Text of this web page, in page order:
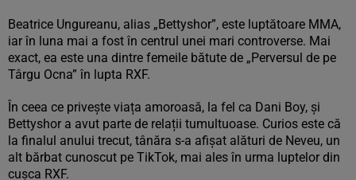
Beatrice Ungureanu, alias „Bettyshor”, este luptătoare MMA,
iar în luna mai a fost în centrul unei mari controverse. Mai
exact, ea este una dintre femeile bătute de „Perversul de pe
Târgu Ocna” în lupta RXF.
În ceea ce privește viața amoroasă, la fel ca Dani Boy, și
Bettyshor a avut parte de relații tumultuoase. Curios este că
la finalul anului trecut, tânăra s-a afișat alături de Neveu, un
alt bărbat cunoscut pe TikTok, mai ales în urma luptelor din
cușca RXF.